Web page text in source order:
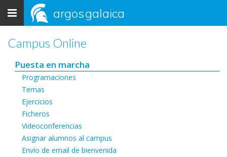
Toggle
navigation
argosgalaica
Campus Online
Puesta en marcha
Programaciones
Temas
Ejercicios
Ficheros
Videoconferencias
Asignar alumnos al campus
Envío de email de bienvenida